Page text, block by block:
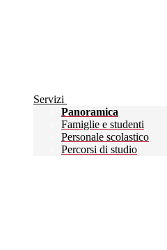
Servizi
Panoramica
Famiglie e studenti
Personale scolastico
Percorsi di studio